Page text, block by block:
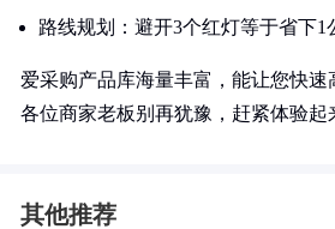
路线规划：避开3个红灯等于省下1
爱采购产品库海量丰富，能让您快速
各位商家老板别再犹豫，赶紧体验起
其他推荐